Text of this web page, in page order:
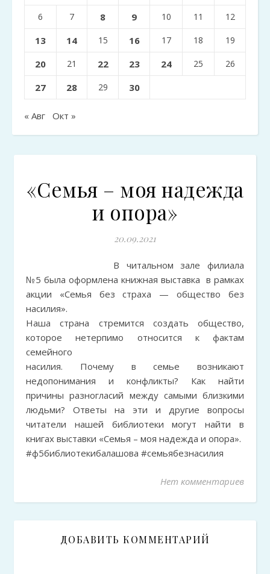
6 7 8 9 10 11 12
13 14 15 16 17 18 19
20 21 22 23 24 25 26
27 28 29 30
« Авг Окт »
«Семья – моя надежда
и опора»
20.09.2021
В читальном зале филиала
№5 была оформлена книжная выставка в рамках
акции «Семья без страха — общество без
насилия».
Наша страна стремится создать общество,
которое нетерпимо относится к фактам
семейного
насилия. Почему в семье возникают
недопонимания и конфликты? Как найти
причины разногласий между самыми близкими
людьми? Ответы на эти и другие вопросы
читатели нашей библиотеки могут найти в
книгах выставки «Семья – моя надежда и опора».
#ф5библиотекибалашова #семьябезнасилия
Нет комментариев
ДОБАВИТЬ КОММЕНТАРИЙ